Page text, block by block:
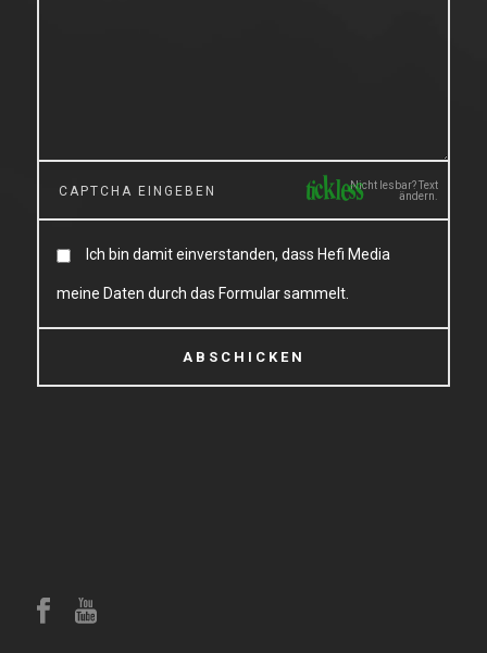
Nicht lesbar? Text
ändern.
Ich bin damit einverstanden, dass Hefi Media
meine Daten durch das Formular sammelt.
ABSCHICKEN